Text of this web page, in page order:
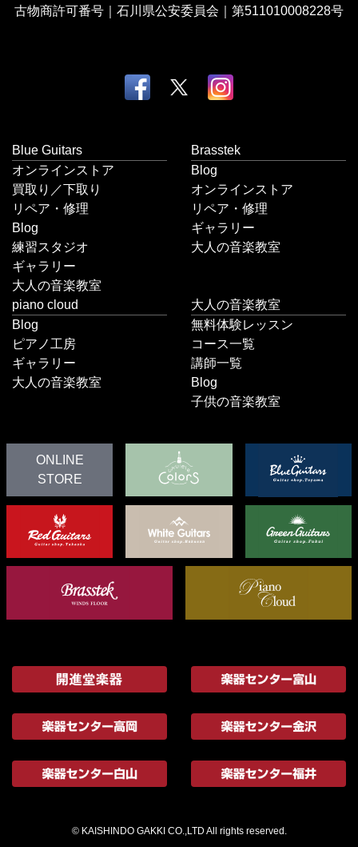
古物商許可番号｜石川県公安委員会｜第511010008228号
Blue Guitars
オンラインストア
買取り／下取り
リペア・修理
Blog
練習スタジオ
ギャラリー
大人の音楽教室
Brasstek
Blog
オンラインストア
リペア・修理
ギャラリー
大人の音楽教室
piano cloud
Blog
ピアノ工房
ギャラリー
大人の音楽教室
大人の音楽教室
無料体験レッスン
コース一覧
講師一覧
Blog
子供の音楽教室
ONLINE
STORE
© KAISHINDO GAKKI CO.,LTD All rights reserved.